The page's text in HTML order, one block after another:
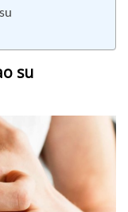
su